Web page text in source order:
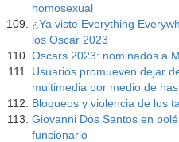
homosexual
¿Ya viste Everything
los Oscar 2023
Oscars 2023: nominados a
Usuarios promueven dejar
multimedia por medio de
Bloqueos y violencia de los
Giovanni Dos Santos en
funcionario